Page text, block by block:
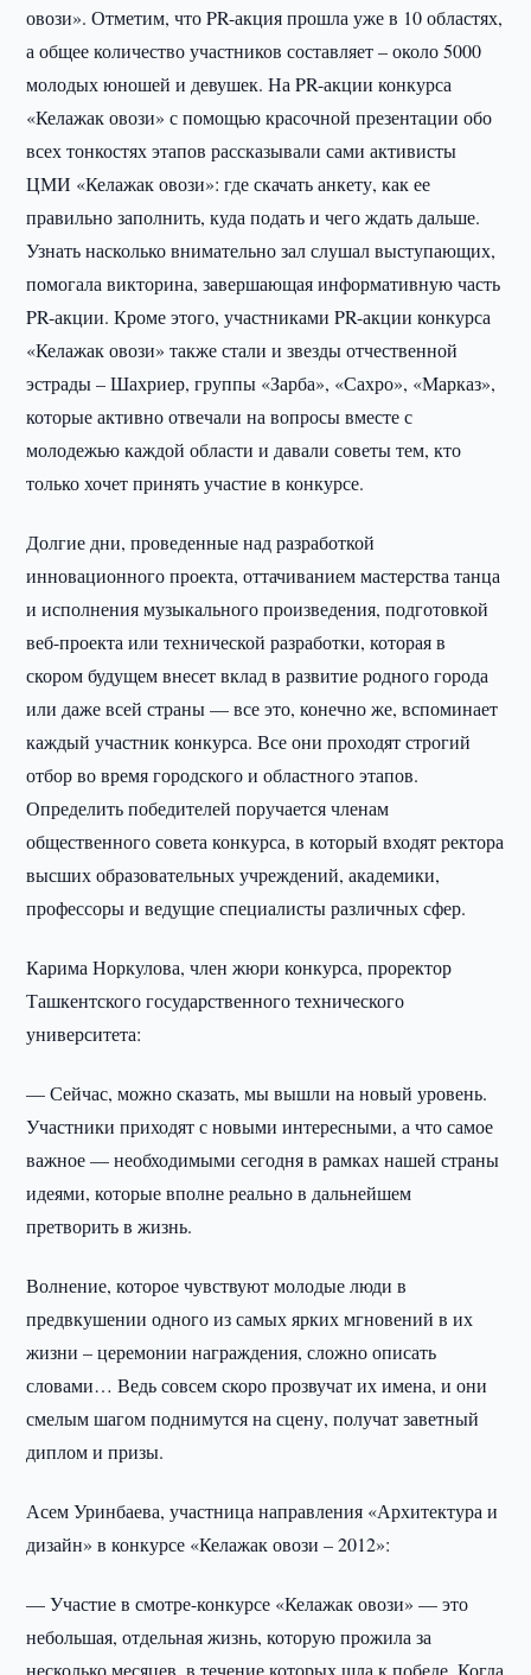
овози». Отметим, что PR-акция прошла уже в 10 областях,
а общее количество участников составляет – около 5000
молодых юношей и девушек. На PR-акции конкурса
«Келажак овози» с помощью красочной презентации обо
всех тонкостях этапов рассказывали сами активисты
ЦМИ «Келажак овози»: где скачать анкету, как ее
правильно заполнить, куда подать и чего ждать дальше.
Узнать насколько внимательно зал слушал выступающих,
помогала викторина, завершающая информативную часть
PR-акции. Кроме этого, участниками PR-акции конкурса
«Келажак овози» также стали и звезды отчественной
эстрады – Шахриер, группы «Зарба», «Сахро», «Марказ»,
которые активно отвечали на вопросы вместе с
молодежью каждой области и давали советы тем, кто
только хочет принять участие в конкурсе.
Долгие дни, проведенные над разработкой
инновационного проекта, оттачиванием мастерства танца
и исполнения музыкального произведения, подготовкой
веб-проекта или технической разработки, которая в
скором будущем внесет вклад в развитие родного города
или даже всей страны — все это, конечно же, вспоминает
каждый участник конкурса. Все они проходят строгий
отбор во время городского и областного этапов.
Определить победителей поручается членам
общественного совета конкурса, в который входят ректора
высших образовательных учреждений, академики,
профессоры и ведущие специалисты различных сфер.
Карима Норкулова, член жюри конкурса, проректор
Ташкентского государственного технического
университета:
— Сейчас, можно сказать, мы вышли на новый уровень.
Участники приходят с новыми интересными, а что самое
важное — необходимыми сегодня в рамках нашей страны
идеями, которые вполне реально в дальнейшем
претворить в жизнь.
Волнение, которое чувствуют молодые люди в
предвкушении одного из самых ярких мгновений в их
жизни – церемонии награждения, сложно описать
словами… Ведь совсем скоро прозвучат их имена, и они
смелым шагом поднимутся на сцену, получат заветный
диплом и призы.
Асем Уринбаева, участница направления «Архитектура и
дизайн» в конкурсе «Келажак овози – 2012»:
— Участие в смотре-конкурсе «Келажак овози» — это
небольшая, отдельная жизнь, которую прожила за
несколько месяцев, в течение которых шла к победе. Когда